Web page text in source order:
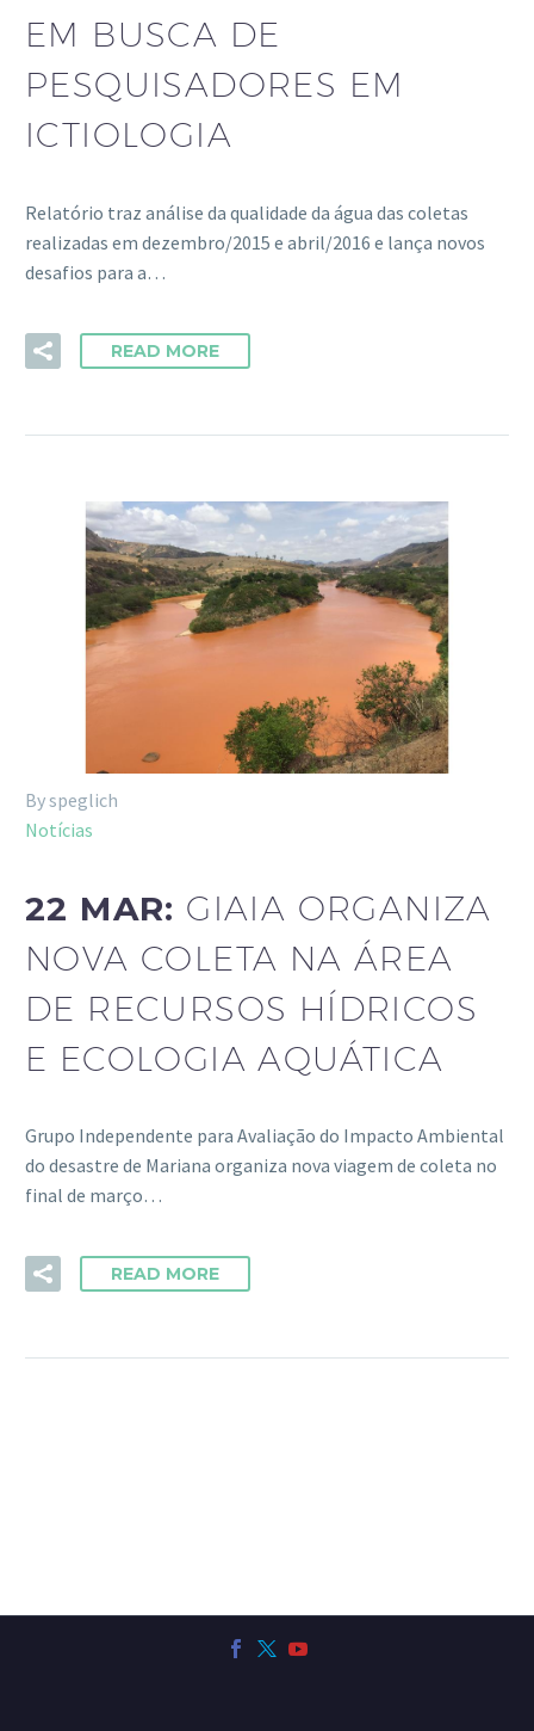
EM BUSCA DE
PESQUISADORES EM
ICTIOLOGIA
Relatório traz análise da qualidade da água das coletas
realizadas em dezembro/2015 e abril/2016 e lança novos
desafios para a…
READ MORE
By speglich
Notícias
22 MAR: GIAIA ORGANIZA
NOVA COLETA NA ÁREA
DE RECURSOS HÍDRICOS
E ECOLOGIA AQUÁTICA
Grupo Independente para Avaliação do Impacto Ambiental
do desastre de Mariana organiza nova viagem de coleta no
final de março…
READ MORE